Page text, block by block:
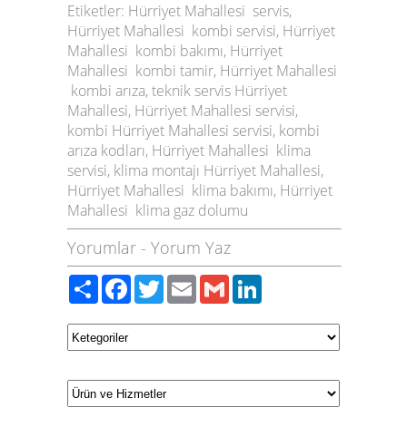
Etiketler: Hürriyet Mahallesi servis,
Hürriyet Mahallesi kombi servisi, Hürriyet
Mahallesi kombi bakımı, Hürriyet
Mahallesi kombi tamir, Hürriyet Mahallesi
kombi arıza, teknik servis Hürriyet
Mahallesi, Hürriyet Mahallesi servisi,
kombi Hürriyet Mahallesi servisi, kombi
arıza kodları, Hürriyet Mahallesi klima
servisi, klima montajı Hürriyet Mahallesi,
Hürriyet Mahallesi klima bakımı, Hürriyet
Mahallesi klima gaz dolumu
Yorumlar - Yorum Yaz
PaylaşFacebook
TwitterEmailGmail